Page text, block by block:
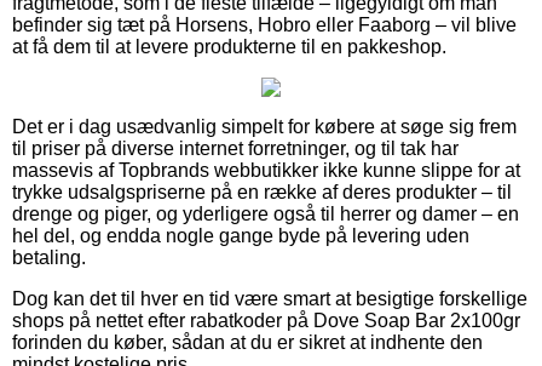
befinder sig tæt på Horsens, Hobro eller Faaborg – vil blive
at få dem til at levere produkterne til en pakkeshop.
Det er i dag usædvanlig simpelt for købere at søge sig frem
til priser på diverse internet forretninger, og til tak har
massevis af Topbrands webbutikker ikke kunne slippe for at
trykke udsalgspriserne på en række af deres produkter – til
drenge og piger, og yderligere også til herrer og damer – en
hel del, og endda nogle gange byde på levering uden
betaling.
Dog kan det til hver en tid være smart at besigtige forskellige
shops på nettet efter rabatkoder på Dove Soap Bar 2x100gr
forinden du køber, sådan at du er sikret at indhente den